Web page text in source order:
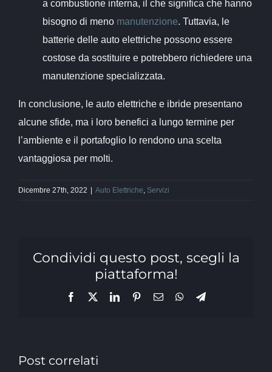
a combustione interna, il che significa che hanno
bisogno di meno manutenzione. Tuttavia, le
batterie delle auto elettriche possono essere
costose da sostituire e potrebbero richiedere una
manutenzione specializzata.
In conclusione, le auto elettriche e ibride presentano
alcune sfide, ma i loro benefici a lungo termine per
l’ambiente e il portafoglio lo rendono una scelta
vantaggiosa per molti.
Dicembre 27th, 2022 Auto Elettriche, Servizi
Condividi questo post, scegli la
piattaforma!
Facebook LinkedInPinterestEmail WhatsAppTelegram
Post correlati
Il Liquido